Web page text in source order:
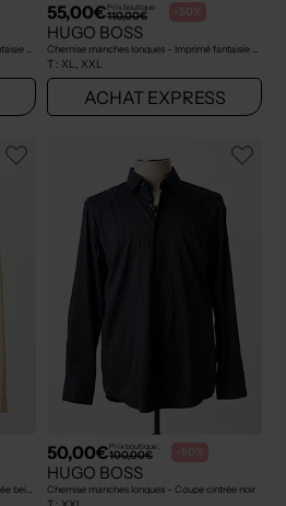
55,00€Prix boutique :
110,00€ -50%
HUGO BOSS
T : XL, XXL
ACHAT EXPRESS
50,00€Prix boutique :
100,00€ -50%
HUGO BOSS
Chemise manches longues - Coupe cintrée noir